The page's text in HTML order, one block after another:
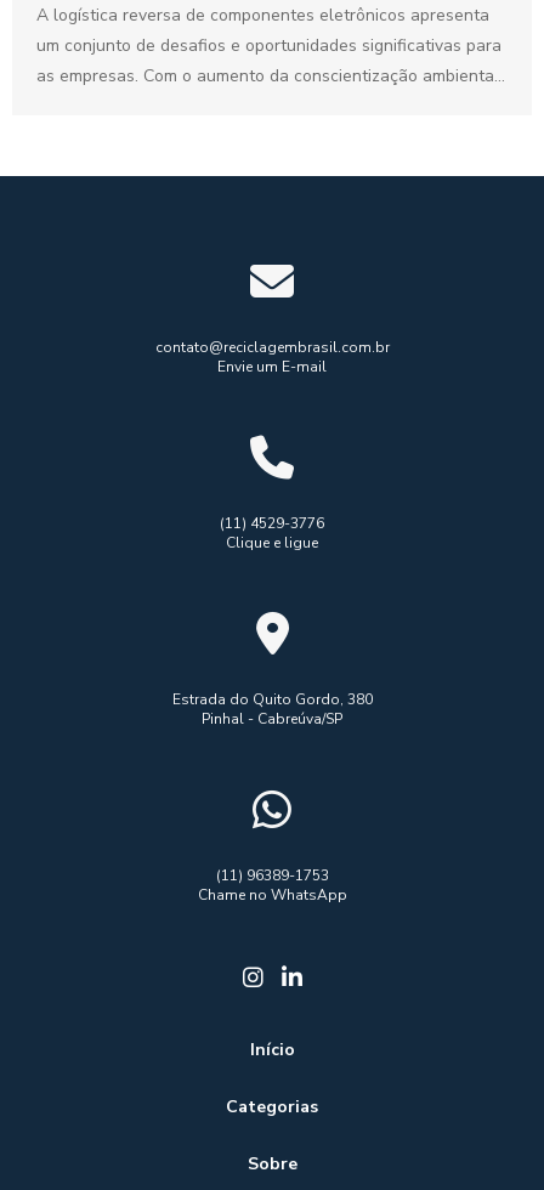
A logística reversa de componentes eletrônicos apresenta
um conjunto de desafios e oportunidades significativas para
as empresas. Com o aumento da conscientização ambiental
contato@reciclagembrasil.com.br
Envie um E-mail
(11) 4529-3776
Clique e ligue
Estrada do Quito Gordo, 380
Pinhal - Cabreúva/SP
(11) 96389-1753
Chame no WhatsApp
Início
Categorias
Sobre